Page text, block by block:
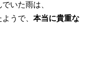
いた雨は、
ようで、本当に貴重な